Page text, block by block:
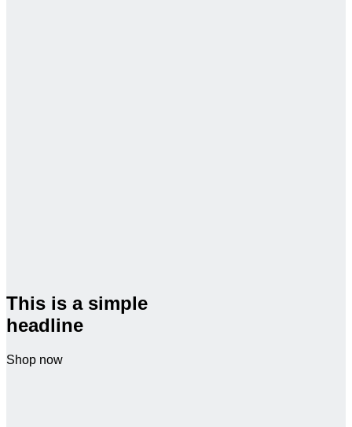
This is a simple
headline
Shop now